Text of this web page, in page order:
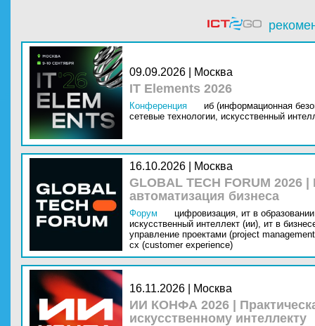
09.09.2026 | Москва
IT Elements 2026
Конференция
иб (информационная
сетевые технологии, искусственный
16.10.2026 | Москва
GLOBAL TECH FORUM
автоматизация бизнеса
Форум цифровизация, ит в
искусственный интеллект (ии), ит в
управление проектами (project
cx (customer experience)
16.11.2026 | Москва
ИИ КОНФА 2026 |
искусственному интеллекту